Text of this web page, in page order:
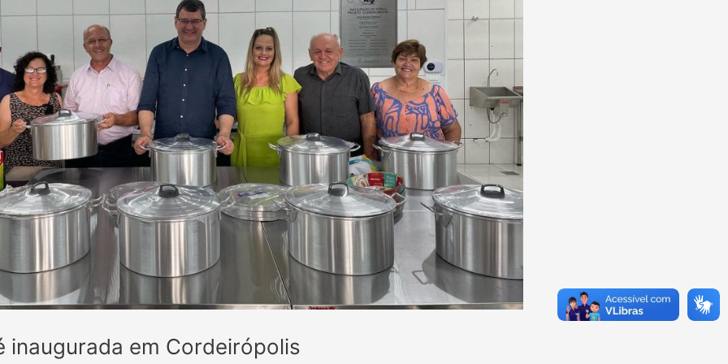
inaugurada em Cordeirópolis